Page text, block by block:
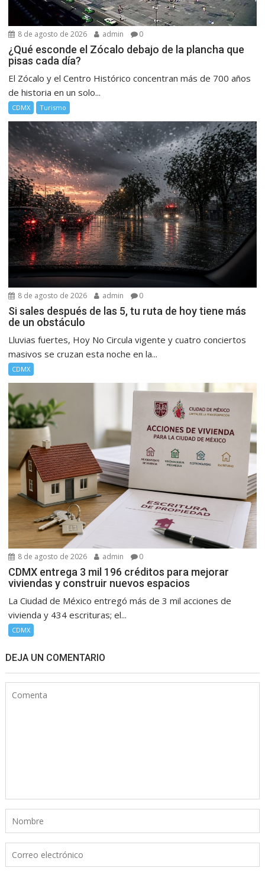
8 de agosto de 2026 admin 0
¿Qué esconde el Zócalo debajo de la plancha que
pisas cada día?
El Zócalo y el Centro Histórico concentran más de 700 años
de historia en un solo...
CDMX Turismo
8 de agosto de 2026 admin 0
Si sales después de las 5, tu ruta de hoy tiene más
de un obstáculo
Lluvias fuertes, Hoy No Circula vigente y cuatro conciertos
masivos se cruzan esta noche en la...
CDMX
8 de agosto de 2026 admin 0
CDMX entrega 3 mil 196 créditos para mejorar
viviendas y construir nuevos espacios
La Ciudad de México entregó más de 3 mil acciones de
vivienda y 434 escrituras; el...
CDMX
DEJA UN COMENTARIO